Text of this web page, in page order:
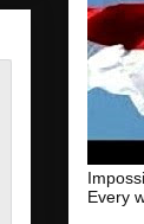
Every